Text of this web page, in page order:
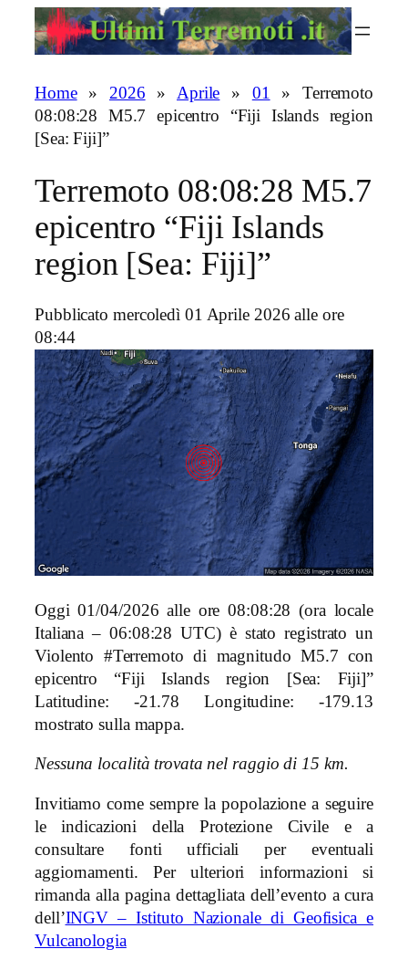
Home» 2026 » Aprile » 01 » Terremoto
08:08:28 M5.7 epicentro “Fiji Islands region
[Sea: Fiji]”
Terremoto 08:08:28 M5.7
epicentro “Fiji Islands
region [Sea: Fiji]”
Pubblicato mercoledì 01 Aprile 2026 alle ore
08:44
Oggi 01/04/2026 alle ore 08:08:28 (ora locale
Italiana – 06:08:28 UTC) è stato registrato un
Violento #Terremoto di magnitudo M5.7 con
epicentro “Fiji Islands region [Sea: Fiji]”
Latitudine: -21.78 Longitudine: -179.13
mostrato sulla mappa.
Nessuna località trovata nel raggio di 15 km.
Invitiamo come sempre la popolazione a seguire
le indicazioni della Protezione Civile e a
consultare fonti ufficiali per eventuali
aggiornamenti. Per ulteriori informazioni si
rimanda alla pagina dettagliata dell’evento a cura
dell’INGV – Istituto Nazionale di Geofisica e
Vulcanologia